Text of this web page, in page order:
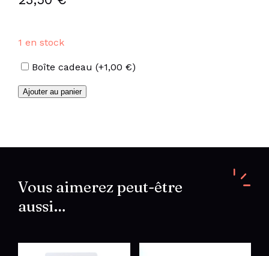
1 en stock
Options
Boîte cadeau (+1,00 €)
quantité
acier
Ajouter au panier
Vous aimerez peut-être
aussi…